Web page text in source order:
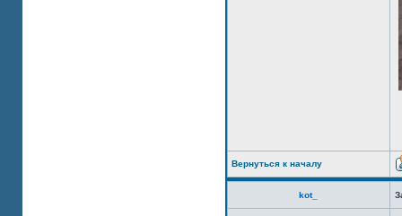
Вернуться к началу
kot_